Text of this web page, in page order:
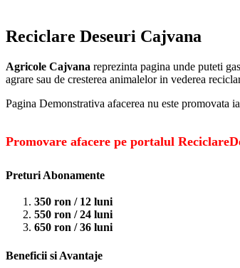
Reciclare Deseuri Cajvana
Agricole Cajvana reprezinta pagina unde puteti
agrare sau de cresterea animalelor in vederea
Pagina Demonstrativa afacerea nu este promovata
Promovare afacere pe portalul
Preturi Abonamente
350 ron / 12 luni
550 ron / 24 luni
650 ron / 36 luni
Beneficii si Avantaje